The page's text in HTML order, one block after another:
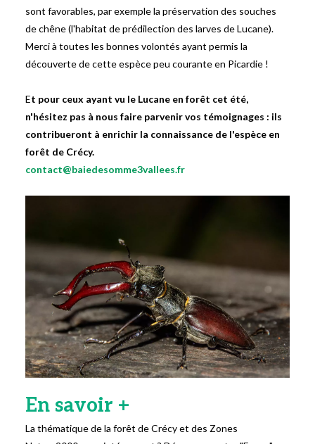
sont favorables, par exemple la préservation des souches
de chêne (l'habitat de prédilection des larves de Lucane).
Merci à toutes les bonnes volontés ayant permis la
découverte de cette espèce peu courante en Picardie !
Et pour ceux ayant vu le Lucane en forêt cet été,
n'hésitez pas à nous faire parvenir vos témoignages : ils
contribueront à enrichir la connaissance de l'espèce en
forêt de Crécy.
contact@baiedesomme3vallees.fr
En savoir +
La thématique de la forêt de Crécy et des Zones